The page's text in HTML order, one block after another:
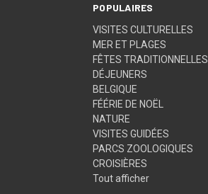
POPULAIRES
VISITES CULTURELLES
MER ET PLAGES
FÊTES TRADITIONNELLES
DÉJEUNERS
BELGIQUE
FÉÉRIE DE NOËL
NATURE
VISITES GUIDÉES
PARCS ZOOLOGIQUES
CROISIÈRES
Tout afficher